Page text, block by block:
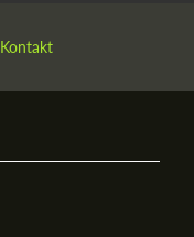
Kontakt